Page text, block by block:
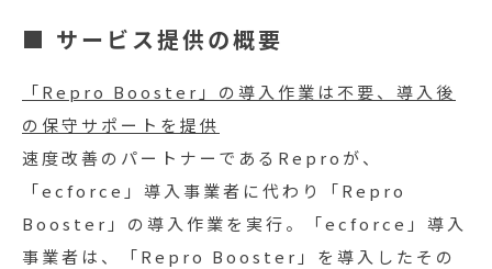
■ サービス提供の概要
「Repro Booster」の導入作業は不要、導入後
の保守サポートを提供
速度改善のパートナーであるReproが、
「ecforce」導入事業者に代わり「Repro
Booster」の導入作業を実行。「ecforce」導入
事業者は、「Repro Booster」を導入したその